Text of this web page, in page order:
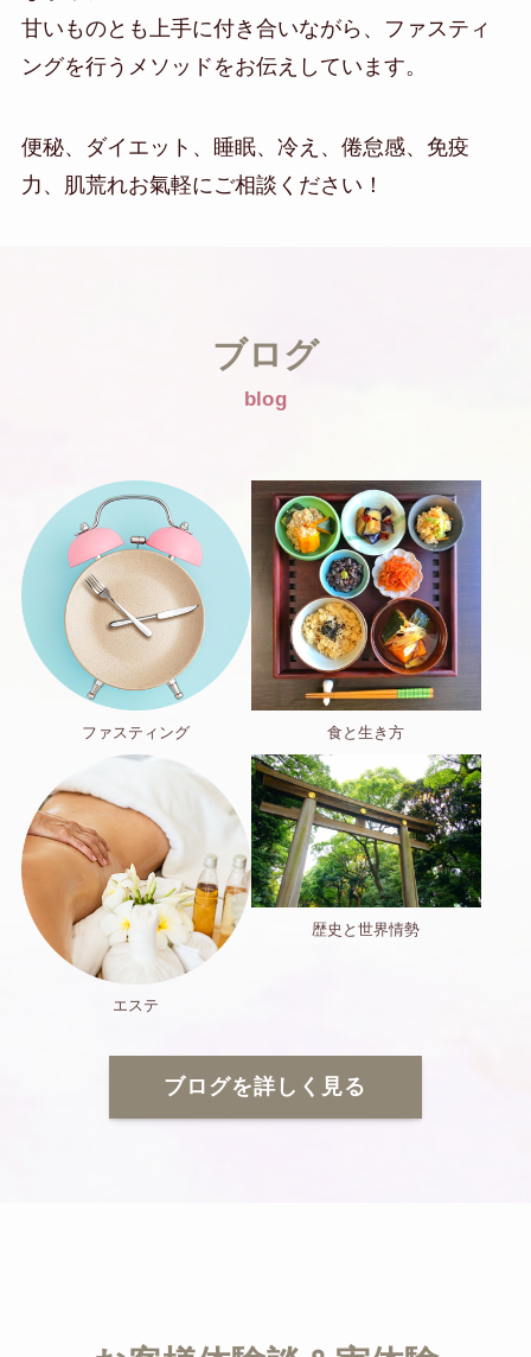
甘いものとも上手に付き合いながら、ファスティ
ングを行うメソッドをお伝えしています。
便秘、ダイエット、睡眠、冷え、倦怠感、免疫
力、肌荒れお氣軽にご相談ください！
ブログ
blog
ファスティング 食と生き方
エステ
歴史と世界情勢
ブログを詳しく見る